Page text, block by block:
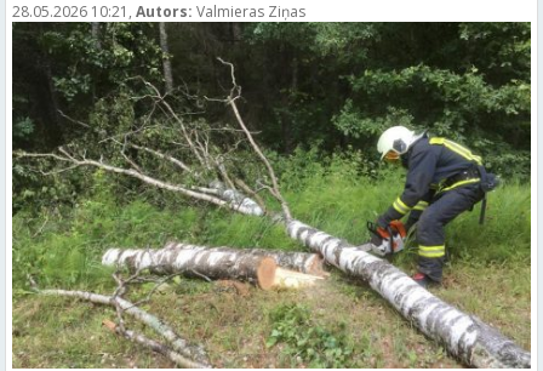
28.05.2026 10:21, Autors: Valmieras Ziņas